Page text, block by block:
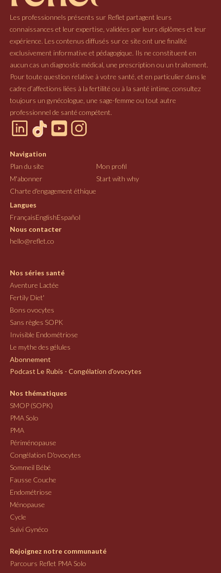
Les professionnels présents sur Reflet partagent leurs
connaissances et leur expertise, validées par leurs diplômes et leur
expérience. Les contenus diffusés sur ce site ont une finalité
exclusivement informative et pédagogique. Ils ne constituent en
aucun cas un diagnostic médical, une prescription ou un traitement.
Pour toute question relative à votre santé, et en particulier dans le
cadre d’affections liées à la fertilité ou à la santé intime, consultez
toujours un gynécologue, une sage-femme ou tout autre
professionnel de santé compétent.
Navigation
Plan du site
Mon profil
M'abonner
Start with why
Charte d'engagement éthique
Langues
FrançaisEnglishEspañol
Nous contacter
hello@reflet.co
Nos séries santé
Aventure Lactée
Fertily Diet'
Bons ovocytes
Sans règles SOPK
Invisible Endométriose
Le mythe des gélules
Abonnement
Podcast Le Rubis - Congélation d'ovocytes
Nos thématiques
SMOP (SOPK)
PMA Solo
PMA
Périménopause
Congélation D'ovocytes
Sommeil Bébé
Fausse Couche
Endométriose
Ménopause
Cycle
Suivi Gynéco
Rejoignez notre communauté
Parcours Reflet PMA Solo